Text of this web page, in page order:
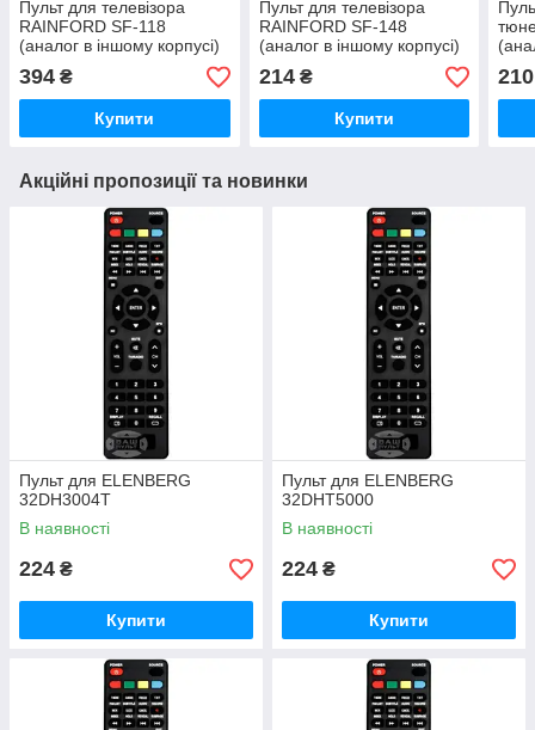
Пульт для телевізора
RAINFORD SF-118
(аналог в іншому корпусі)
394 ₴
Купити
Пульт для телевізора
RAINFORD SF-148
(аналог в іншому корпусі)
214₴
Купити
210
Акційні пропозиції та новинки
Пульт для ELENBERG
32DH3004T
В наявності
224 ₴
Купити
Пульт для ELENBERG
32DHT5000
В наявності
224 ₴
Купити